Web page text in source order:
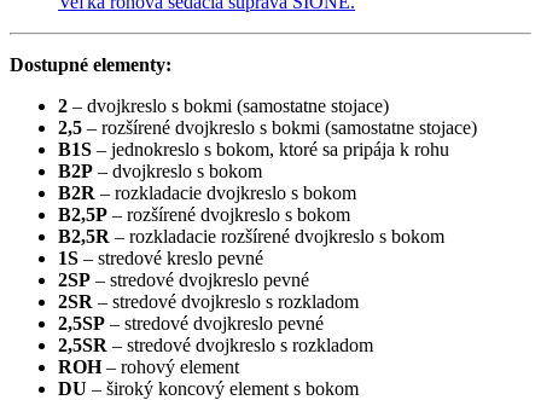
Dostupné elementy:
2 – dvojkreslo s bokmi (samostatne stojace)
2,5 – rozšírené dvojkreslo s bokmi (samostatne stojace)
B1S – jednokreslo s bokom, ktoré sa pripája k rohu
B2P – dvojkreslo s bokom
B2R – rozkladacie dvojkreslo s bokom
B2,5P – rozšírené dvojkreslo s bokom
B2,5R – rozkladacie rozšírené dvojkreslo s bokom
1S – stredové kreslo pevné
2SP – stredové dvojkreslo pevné
2SR – stredové dvojkreslo s rozkladom
2,5SP – stredové dvojkreslo pevné
2,5SR – stredové dvojkreslo s rozkladom
ROH– rohový element
DU – široký koncový element s bokom